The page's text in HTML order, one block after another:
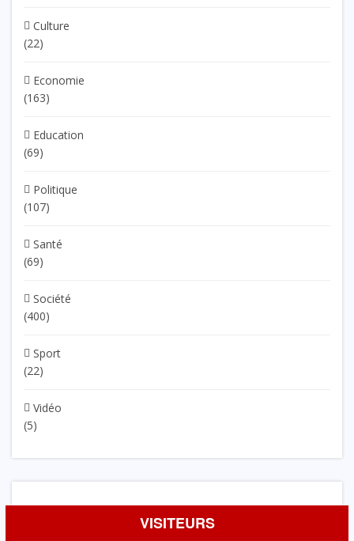
Culture
(22)
Economie
(163)
Education
(69)
Politique
(107)
Santé
(69)
Société
(400)
Sport
(22)
Vidéo
(5)
VISITEURS